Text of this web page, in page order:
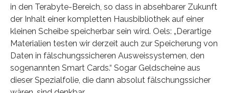
in den Terabyte-Bereich, so dass in absehbarer Zukunft
der Inhalt einer kompletten Hausbibliothek auf einer
kleinen Scheibe speicherbar sein wird. Oels: „Derartige
Materialien testen wir derzeit auch zur Speicherung von
Daten in fälschungssicheren Ausweissystemen, den
sogenannten Smart Cards.“ Sogar Geldscheine aus
dieser Spezialfolie, die dann absolut fälschungssicher